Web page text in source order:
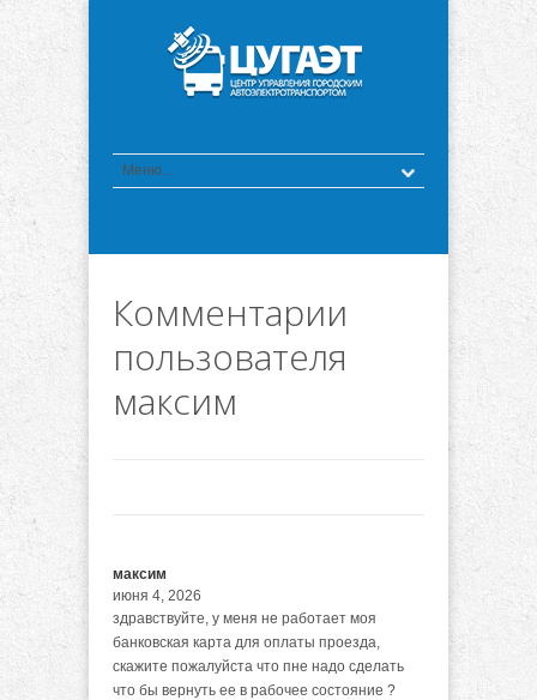
Комментарии
пользователя
максим
максим
июня 4, 2026
здравствуйте, у меня не работает моя
банковская карта для оплаты проезда,
скажите пожалуйста что пне надо сделать
что бы вернуть ее в рабочее состояние ?